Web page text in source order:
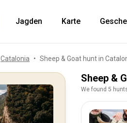
Jagden Karte
Catalonia Sheep & Goat hunt in
Sheep &
We found 5